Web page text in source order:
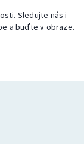
Sledujte nás i
a buďte v obraze.